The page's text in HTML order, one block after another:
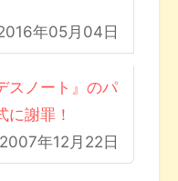
年05月04日
スノート』のパ
に謝罪！
2007年12月22日